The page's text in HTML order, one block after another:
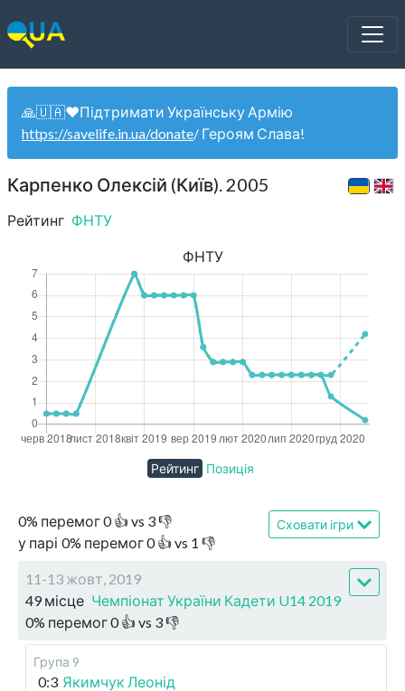
🙏🇺🇦❤️Підтримати Українську Армію
https://savelife.in.ua/donate/ Героям Слава!
Карпенко Олексій (Київ). 2005
Рейтинг ФНТУ
0% перемог0👍 vs 3👎
у парі 0% перемог0👍 vs 1 👎
Сховати ігри
11-13 жовт, 2019
49 місце Чемпіонат України Кадети U14 2019
0% перемог0👍 vs 3👎
Група 9
0:3 Якимчук Леонід
ФНТУ
Рейтинг Позиція